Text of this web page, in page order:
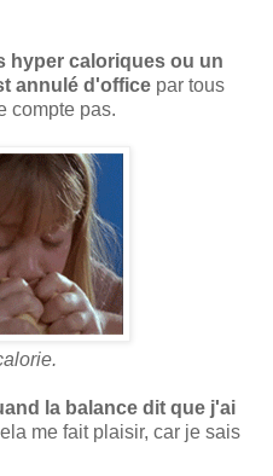
hyper caloriques ou un
annulé d'office par tous
compte pas.
la balance dit que j'ai
me fait plaisir, car je sais